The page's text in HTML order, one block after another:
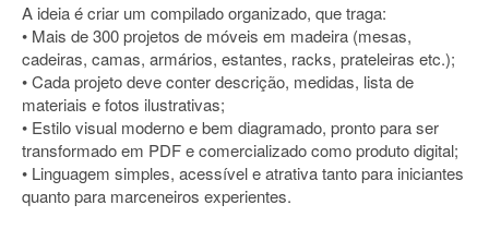
A ideia é criar um compilado organizado, que traga:
• Mais de 300 projetos de móveis em madeira (mesas,
cadeiras, camas, armários, estantes, racks, prateleiras etc.);
• Cada projeto deve conter descrição, medidas, lista de
materiais e fotos ilustrativas;
• Estilo visual moderno e bem diagramado, pronto para ser
transformado em PDF e comercializado como produto digital;
• Linguagem simples, acessível e atrativa tanto para iniciantes
quanto para marceneiros experientes.